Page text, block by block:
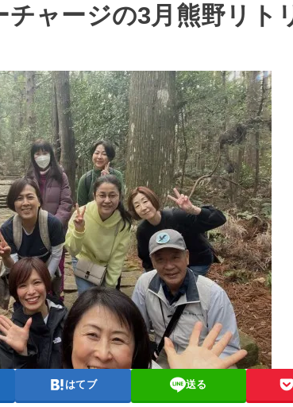
ャージの3月熊野リト
はてブ 送る